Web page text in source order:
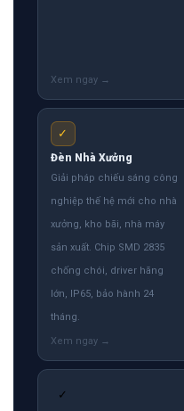
✓
Đèn Nhà Xưởng
Giải pháp chiếu sáng công
nghiệp thế hệ mới cho nhà
xưởng, kho bãi, nhà máy
sản xuất. Chip SMD 2835
chống chói, driver hãng
lớn, IP65, bảo hành 24
tháng.
✓